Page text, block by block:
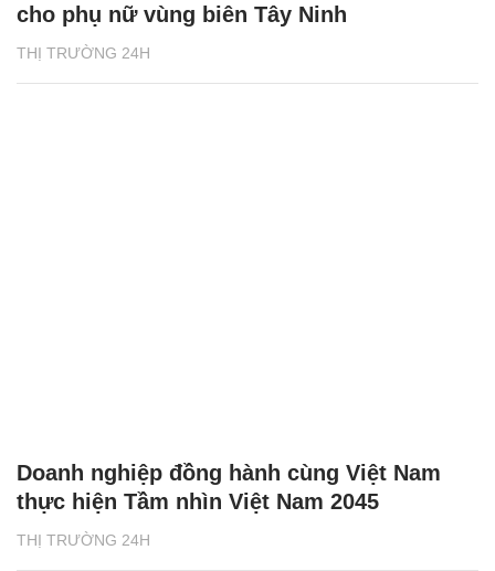
THỊ TRƯỜNG 24H
cho phụ nữ vùng biên Tây Ninh
THỊ TRƯỜNG 24H
Doanh nghiệp đồng hành cùng Việt Nam
thực hiện Tầm nhìn Việt Nam 2045